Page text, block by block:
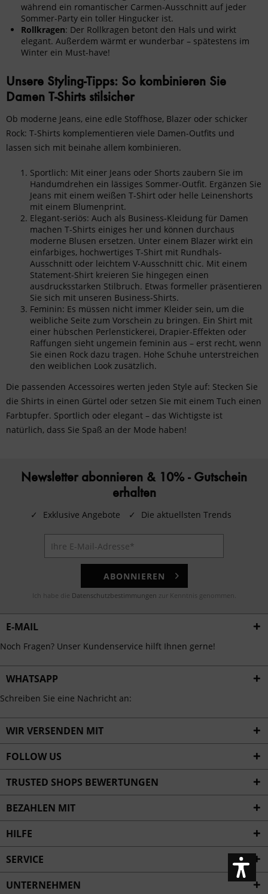
während ein romantischer Carmen-Ausschnitt auf jeder
Sommer-Party ein toller Hingucker ist.
Rollkragen: Der Rollkragen betont den Hals und wirkt
elegant. Außerdem wärmt er wunderbar – spätestens im
Winter ein Must-have!
Unsere Styling-Tipps: So kombinieren Sie
Damen T-Shirts stilsicher
Ob moderne Jeans, eine edle Stoffhose, Blazer oder schicker
Rock: T-Shirts komplementieren viele Damen-Outfits und
lassen sich mit beinahe allem kombinieren.
Sportlich: Mit einer Jeans oder Shorts zaubern Sie im
Handumdrehen ein lässiges Sommer-Outfit. Ergänzen Sie
Jeans mit einem weißen T-Shirt oder helle Leinenshorts
mit einem Blumenprint.
Elegant-seriös: Auch als Business-Kleidung für Damen
machen T-Shirts einiges her und können durchaus
moderne Blusen ersetzen. Unter einem Blazer wirkt ein
einfarbiges, hochwertiges T-Shirt mit Rundhals-
Ausschnitt oder leichtem V-Ausschnitt chic. Mit einem
Statement-Shirt kreieren Sie hingegen einen
ausdrucksstarken Stilbruch. Etwas formeller präsentieren
Sie sich mit unseren Business-Shirts.
Feminin: Es müssen nicht immer Kleider sein, um die
weibliche Seite zum Vorschein zu bringen. Ein Shirt mit
einer hübschen Perlenstickerei, Drapier-Effekten oder
Raffungen sieht ungemein feminin aus – erst recht, wenn
Sie einen Rock dazu tragen. Hohe Schuhe unterstreichen
den weiblichen Look zusätzlich.
Die passenden Accessoires werten jeden Style auf: Stecken Sie
die Shirts in einen Gürtel oder setzen Sie mit einem Tuch einen
Farbtupfer. Sportlich oder elegant – das Wichtigste ist
natürlich, dass Sie Spaß an der Mode haben!
Newsletter abonnieren & 10% - Gutschein
erhalten
✓ Exklusive Angebote ✓ Die aktuellsten Trends
ABONNIEREN
Ich habe die Datenschutzbestimmungen zur Kenntnis genommen.
E-MAIL
Noch Fragen? Unser Kundenservice hilft Ihnen gerne!
WHATSAPP
Schreiben Sie eine Nachricht an:
WIR VERSENDEN MIT
FOLLOW US
TRUSTED SHOPS BEWERTUNGEN
BEZAHLEN MIT
HILFE
SERVICE
UNTERNEHMEN